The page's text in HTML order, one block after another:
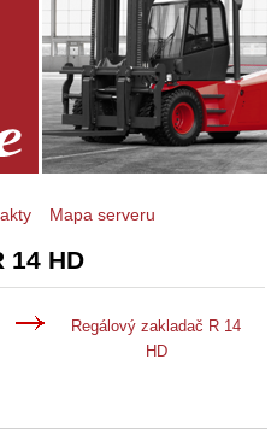
14 HD
Regálový zakladač R 14
HD
Mapa serveru